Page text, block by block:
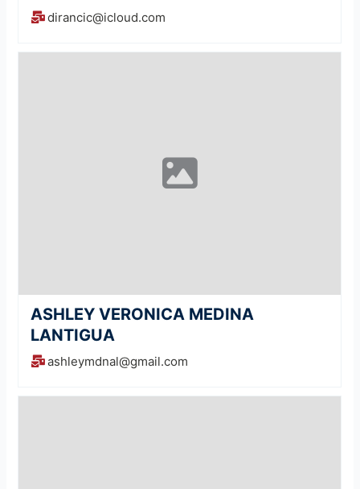
dirancic@icloud.com
ASHLEY VERONICA MEDINA
LANTIGUA
ashleymdnal@gmail.com